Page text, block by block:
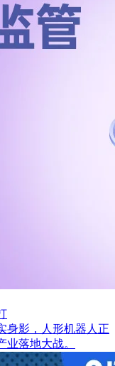
身影，人形机器人正
落地大战。